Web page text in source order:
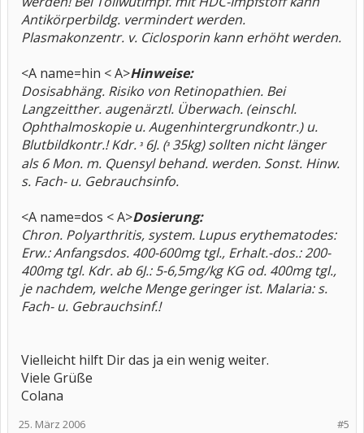
Antikörperbildg. vermindert werden.
Plasmakonzentr. v. Ciclosporin kann erhöht werden.
<A name=hin < A>Hinweise:
Dosisabhäng. Risiko von Retinopathien. Bei
Langzeitther. augenärztl. Überwach. (einschl.
Ophthalmoskopie u. Augenhintergrundkontr.) u.
Blutbildkontr.! Kdr. ³ 6J. (³ 35kg) sollten nicht länger
als 6 Mon. m. Quensyl behand. werden. Sonst. Hinw.
s. Fach- u. Gebrauchsinfo.
<A name=dos < A>Dosierung:
Chron. Polyarthritis, system. Lupus erythematodes:
Erw.: Anfangsdos. 400-600mg tgl., Erhalt.-dos.: 200-
400mg tgl. Kdr. ab 6J.: 5-6,5mg/kg KG od. 400mg tgl.,
je nachdem, welche Menge geringer ist. Malaria: s.
Fach- u. Gebrauchsinf.!
Vielleicht hilft Dir das ja ein wenig weiter.
Viele Grüße
Colana
#5
25. März 2006